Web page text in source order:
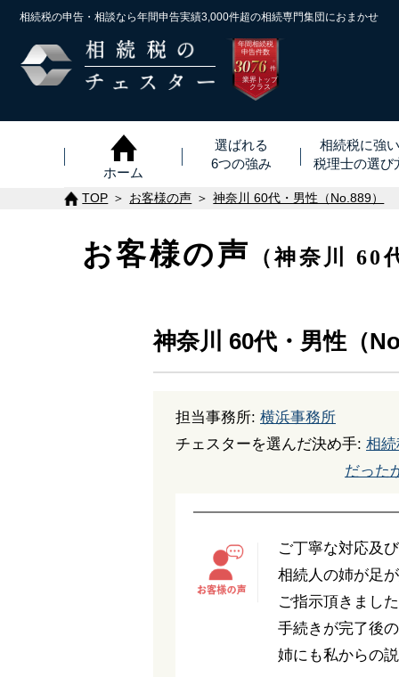
相続税の申告・相談なら年間申告実績3,000件超の相続専門集団におまかせ
年間相続税
申告件数
3076 ※
件
業界トップ
クラス
ホーム
選ばれる
6つの強み
相続税に強
税理士の選び
TOP お客様の声 神奈川 60代・男性（No.889）
お客様の声 （神奈川 60
神奈川 60代・男性（
担当事務所: 横浜事務所
チェスターを選んだ決め手: 相
だった
ご丁寧な対応及
相続人の姉が足
ご指示頂きまし
手続きが完了後
姉にも私からの